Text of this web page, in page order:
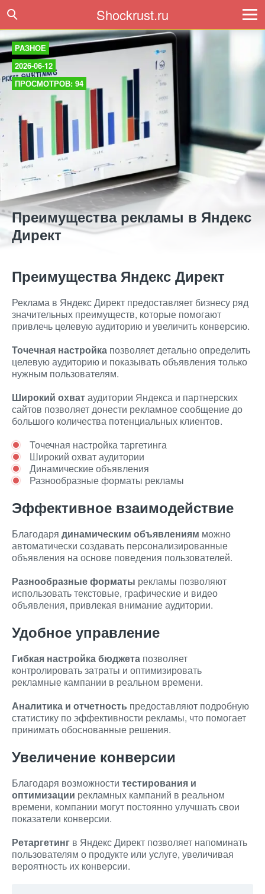
Shockrust.ru
РАЗНОЕ
2026-06-12
ПРОСМОТРОВ: 94
Преимущества рекламы в Яндекс
Директ
Преимущества Яндекс Директ
Реклама в Яндекс Директ предоставляет бизнесу ряд
значительных преимуществ, которые помогают
привлечь целевую аудиторию и увеличить конверсию.
Точечная настройка позволяет детально определить
целевую аудиторию и показывать объявления только
нужным пользователям.
Широкий охватаудитории Яндекса и партнерских
сайтов позволяет донести рекламное сообщение до
большого количества потенциальных клиентов.
Точечная настройка таргетинга
Широкий охват аудитории
Динамические объявления
Разнообразные форматы рекламы
Эффективное взаимодействие
Благодаря динамическим объявлениям можно
автоматически создавать персонализированные
объявления на основе поведения пользователей.
Разнообразные форматы рекламы позволяют
использовать текстовые, графические и видео
объявления, привлекая внимание аудитории.
Удобное управление
Гибкая настройка бюджета позволяет
контролировать затраты и оптимизировать
рекламные кампании в реальном времени.
Аналитика и отчетность предоставляют подробную
статистику по эффективности рекламы, что помогает
принимать обоснованные решения.
Увеличение конверсии
Благодаря возможности тестирования и
оптимизации рекламных кампаний в реальном
времени, компании могут постоянно улучшать свои
показатели конверсии.
Ретаргетинг в Яндекс Директ позволяет напоминать
пользователям о продукте или услуге, увеличивая
вероятность их конверсии.